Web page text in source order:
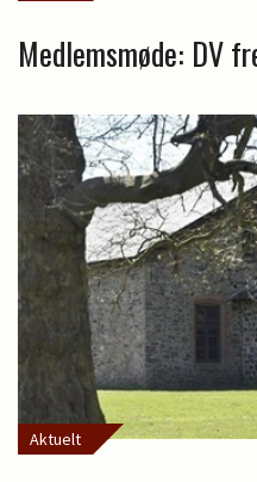
Medlemsmøde: DV
Aktuelt